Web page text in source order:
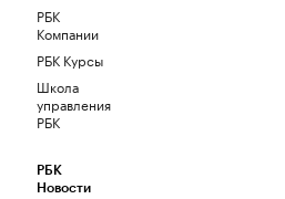
РБК
Компании
РБК Курсы
Школа
управления
РБК
РБК
Новости